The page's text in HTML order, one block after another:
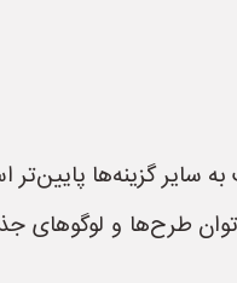
سایر گزینه‌ها پایین‌تر
طرح‌ها و لوگوهای